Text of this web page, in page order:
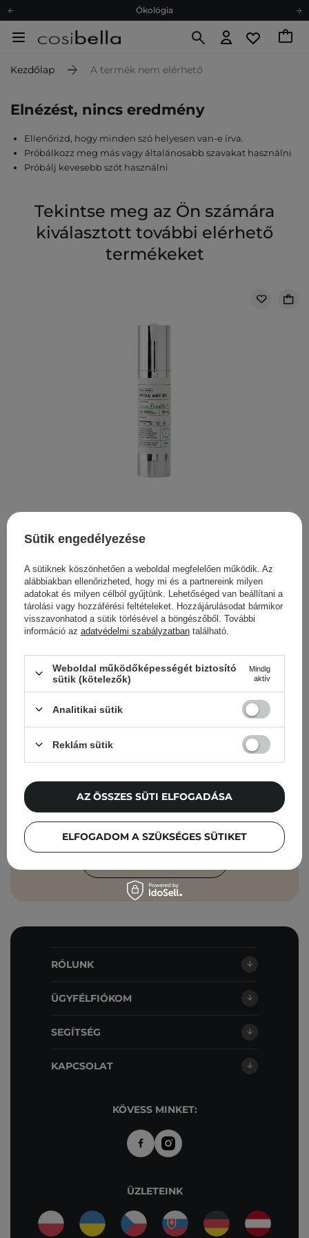
Ökológia
Hűségprogram
Ajándékkártya
Kezdőlap A termék nem elérhető
Elnézést, nincs eredmény
Ellenőrizd, hogy minden szó helyesen van-e írva.
Próbálkozz meg más vagy általánosabb szavakat használni
Próbálj kevesebb szót használni
Tekintse meg az Ön számára
kiválasztott további elérhető
termékeket
VT Cosmetics - Reedle Shot 300 - Bőrszerkezetet Javító
Booster - 50ml
10 900,00 Ft
Cosibella hírlevél
Bőrápolási ellenőrzőlisták, szakértői
tanácsok, szépségápolási újdonságok –
Add meg az e-mail címedet
Elfogadom, hogy marketingüzeneteket
kapjak, és hogy adataimat a Cosibella
sp. z o.o. azAdatvédelmi Irányelveknek
megfelelően feldolgozza.
RÓLUNK
ÜGYFÉLFIÓKOM
SEGÍTSÉG
KAPCSOLAT
KÖVESS MINKET:
ÜZLETEINK
Sütik engedélyezése
A sütiknek köszönhetően a weboldal megfelelően működik. Az
alábbiakban ellenőrizheted, hogy mi és a partnereink milyen
adatokat és milyen célból gyűjtünk. Lehetőséged van beállítani a
tárolási vagy hozzáférési feltételeket. Hozzájárulásodat bármikor
visszavonhatod a sütik törlésével a böngészőből. További
információ az adatvédelmi szabályzatban található.
Weboldal működőképességét biztosító
sütik (kötelezők)
Mindig
aktív
Analitikai sütik
Reklám sütik
ELFOGADOM A SZÜKSÉGES SÜTIKET
AZ ÖSSZES SÜTI ELFOGADÁSA